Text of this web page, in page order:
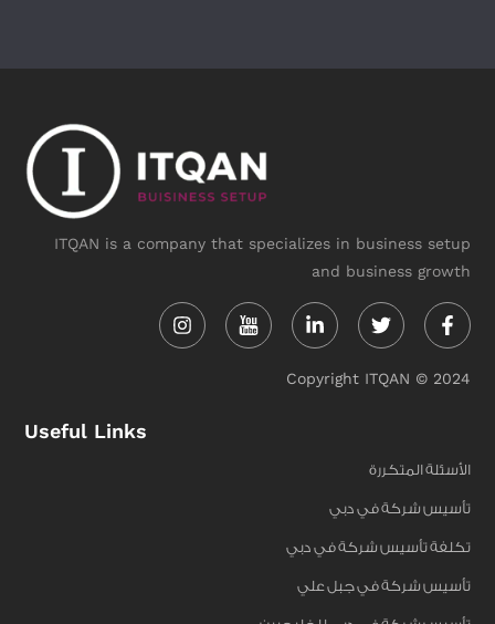
ITQAN is a company that specializes in business setup
and business growth
in f
Copyright ITQAN © 2024
Useful Links
الأسئلة المتكررة
تأسيس شركة في دبي
تكلفة تأسيس شركة في دبي
تأسيس شركة في جبل علي